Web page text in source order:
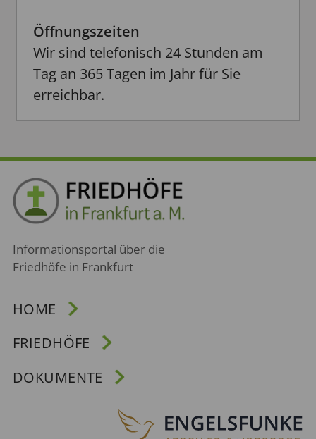
Öffnungszeiten
Wir sind telefonisch 24 Stunden am
Tag an 365 Tagen im Jahr für Sie
erreichbar.
Informationsportal über die
Friedhöfe in Frankfurt
HOME
FRIEDHÖFE
DOKUMENTE